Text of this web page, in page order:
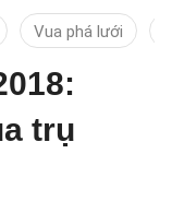
Vua phá lưới
trụ